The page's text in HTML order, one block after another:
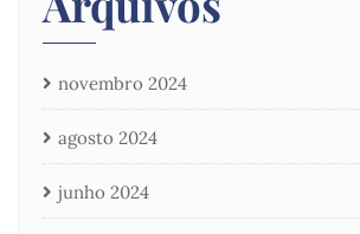
novembro 2024
agosto 2024
junho 2024